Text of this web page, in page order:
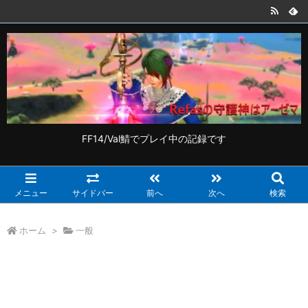
FF14/Val鯖でプレイ中の記録です
メニュー サイドバー 前へ 次へ 検索
ホーム > 一般